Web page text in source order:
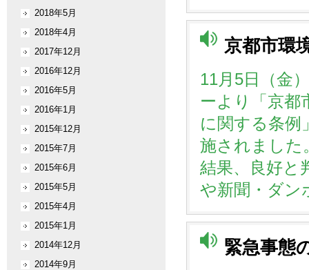
京都市環
11月5日（金
ーより「京都
に関する条例
施されました
結果、良好と
や新聞・ダ
緊急事態
2018年5月
2018年4月
2017年12月
2016年12月
2016年5月
2016年1月
2015年12月
2015年7月
2015年6月
2015年5月
2015年4月
2015年1月
2014年12月
2014年9月